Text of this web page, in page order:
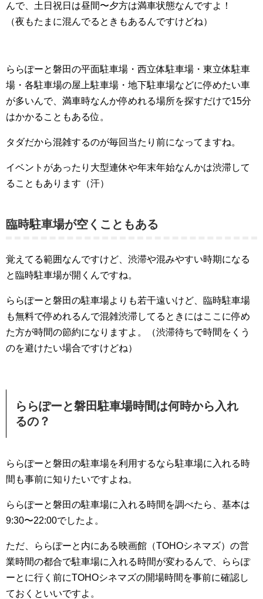
んで、土日祝日は昼間〜夕方は満車状態なんですよ！
（夜もたまに混んでるときもあるんですけどね）
ららぽーと磐田の平面駐車場・西立体駐車場・東立体駐車
場・各駐車場の屋上駐車場・地下駐車場などに停めたい車
が多いんで、満車時なんか停めれる場所を探すだけで15分
はかかることもある位。
タダだから混雑するのが毎回当たり前になってますね。
イベントがあったり大型連休や年末年始なんかは渋滞して
ることもあります（汗）
臨時駐車場が空くこともある
覚えてる範囲なんですけど、渋滞や混みやすい時期になる
と臨時駐車場が開くんですね。
ららぽーと磐田の駐車場よりも若干遠いけど、臨時駐車場
も無料で停めれるんで混雑渋滞してるときにはここに停め
た方が時間の節約になりますよ。（渋滞待ちで時間をくう
のを避けたい場合ですけどね）
ららぽーと磐田駐車場時間は何時から入れ
るの？
ららぽーと磐田の駐車場を利用するなら駐車場に入れる時
間も事前に知りたいですよね。
ららぽーと磐田の駐車場に入れる時間を調べたら、基本は
9:30〜22:00でしたよ。
ただ、ららぽーと内にある映画館（TOHOシネマズ）の営
業時間の都合で駐車場に入れる時間が変わるんで、ららぽ
ーとに行く前にTOHOシネマズの開場時間を事前に確認し
ておくといいですよ。